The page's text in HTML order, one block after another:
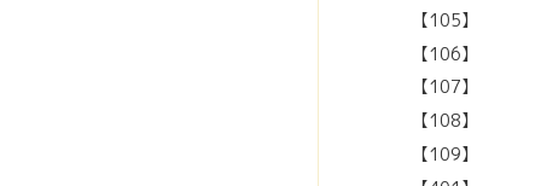
【105】
【106】
【107】
【108】
【109】